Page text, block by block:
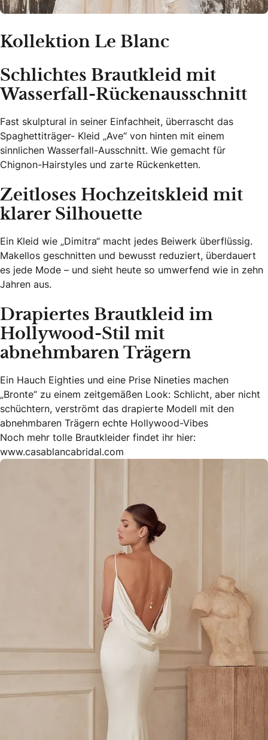
Kollektion Le Blanc
Schlichtes Brautkleid mit
Wasserfall-Rückenausschnitt
Fast skulptural in seiner Einfachheit, überrascht das
Spaghettiträger- Kleid „Ave“ von hinten mit einem
sinnlichen Wasserfall-Ausschnitt. Wie gemacht für
Chignon-Hairstyles und zarte Rückenketten.
Zeitloses Hochzeitskleid mit
klarer Silhouette
Ein Kleid wie „Dimitra“ macht jedes Beiwerk überflüssig.
Makellos geschnitten und bewusst reduziert, überdauert
es jede Mode – und sieht heute so umwerfend wie in zehn
Jahren aus.
Drapiertes Brautkleid im
Hollywood-Stil mit
abnehmbaren Trägern
Ein Hauch Eighties und eine Prise Nineties machen
„Bronte“ zu einem zeitgemäßen Look: Schlicht, aber nicht
schüchtern, verströmt das drapierte Modell mit den
abnehmbaren Trägern echte Hollywood-Vibes
Noch mehr tolle Brautkleider findet ihr hier:
www.casablancabridal.com